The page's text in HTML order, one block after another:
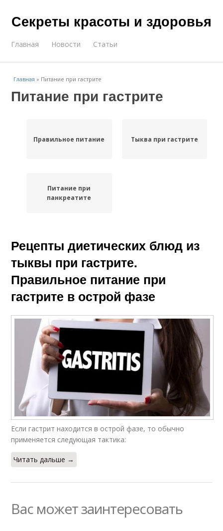
Секреты красоты и здоровья
Главная Новости Статьи
Главная » Питание при гастрите
Питание при гастрите
Правильное питание Тыква при гастрите
Питание при
панкреатите
Рецепты диетических блюд из
тыквы при гастрите.
Правильное питание при
гастрите в острой фазе
Если гастрит находится в острой фазе, то обычно
применяется следующая тактика:
Читать дальше →
Вас может заинтересовать